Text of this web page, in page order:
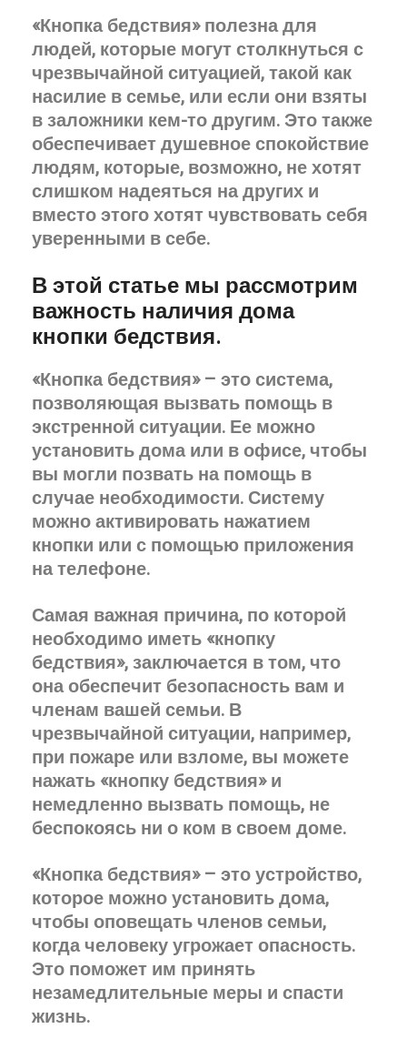
«Кнопка бедствия» полезна для
людей, которые могут столкнуться с
чрезвычайной ситуацией, такой как
насилие в семье, или если они взяты
в заложники кем-то другим. Это также
обеспечивает душевное спокойствие
людям, которые, возможно, не хотят
слишком надеяться на других и
вместо этого хотят чувствовать себя
уверенными в себе.
В этой статье мы рассмотрим
важность наличия дома
кнопки бедствия.
«Кнопка бедствия» – это система,
позволяющая вызвать помощь в
экстренной ситуации. Ее можно
установить дома или в офисе, чтобы
вы могли позвать на помощь в
случае необходимости. Систему
можно активировать нажатием
кнопки или с помощью приложения
на телефоне.
Самая важная причина, по которой
необходимо иметь «кнопку
бедствия», заключается в том, что
она обеспечит безопасность вам и
членам вашей семьи. В
чрезвычайной ситуации, например,
при пожаре или взломе, вы можете
нажать «кнопку бедствия» и
немедленно вызвать помощь, не
беспокоясь ни о ком в своем доме.
«Кнопка бедствия» – это устройство,
которое можно установить дома,
чтобы оповещать членов семьи,
когда человеку угрожает опасность.
Это поможет им принять
незамедлительные меры и спасти
жизнь.